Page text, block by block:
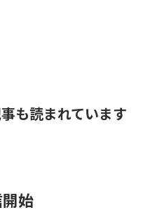
も読まれています
開始